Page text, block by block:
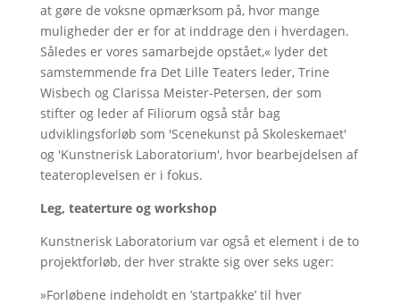
at gøre de voksne opmærksom på, hvor mange
muligheder der er for at inddrage den i hverdagen.
Således er vores samarbejde opstået,« lyder det
samstemmende fra Det Lille Teaters leder, Trine
Wisbech og Clarissa Meister-Petersen, der som
stifter og leder af Filiorum også står bag
udviklingsforløb som 'Scenekunst på Skoleskemaet'
og 'Kunstnerisk Laboratorium', hvor bearbejdelsen af
teateroplevelsen er i fokus.
Leg, teaterture og workshop
Kunstnerisk Laboratorium var også et element i de to
projektforløb, der hver strakte sig over seks uger:
»Forløbene indeholdt en ’startpakke’ til hver